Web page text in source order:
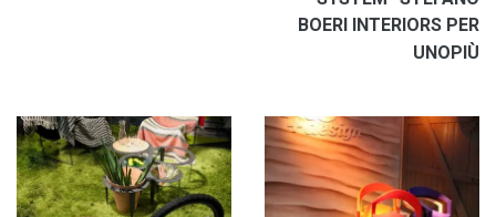
BOERI INTERIORS PER
UNOPIÙ